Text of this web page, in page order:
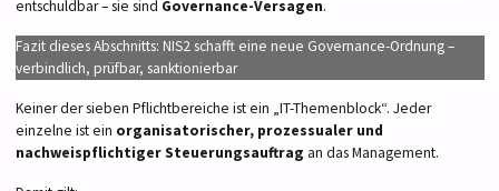
entschuldbar – sie sind Governance-Versagen.
Fazit dieses Abschnitts: NIS2 schafft eine neue Governance-Ordnung –
verbindlich, prüfbar, sanktionierbar
Keiner der sieben Pflichtbereiche ist ein „IT-Themenblock“. Jeder
einzelne ist ein organisatorischer, prozessualer und
nachweispflichtiger Steuerungsauftrag an das Management.